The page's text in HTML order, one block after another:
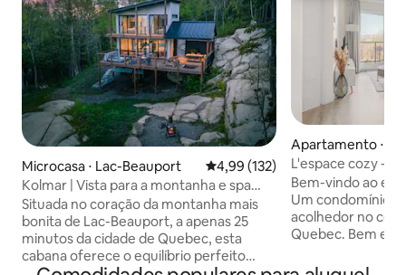
Microcasa ⋅ Lac-Beauport 4,99 de uma avaliação média de
4,99 (132)
Kolmar | Vista para a montanha e spa
perto da cidade de Quebec
Situada no coração da montanha mais
bonita de Lac-Beauport, a apenas 25
minutos da cidade de Quebec, esta
cabana oferece o equilíbrio perfeito
Apartamento ⋅
L'espace cozy -
academia
Bem-vindo ao
Um condomínio
acolhedor no
Quebec. Bem equipado e decorado com
nosso